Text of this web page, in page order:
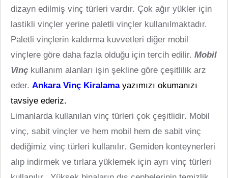
dizayn edilmiş vinç türleri vardır. Çok ağır yükler için
lastikli vinçler yerine paletli vinçler kullanılmaktadır.
Paletli vinçlerin kaldırma kuvvetleri diğer mobil
vinçlere göre daha fazla olduğu için tercih edilir. Mobil
Vinç kullanım alanları işin şekline göre çeşitlilik arz
eder. Ankara Vinç Kiralama yazımızı okumanızı
tavsiye ederiz.
Limanlarda kullanılan vinç türleri çok çeşitlidir. Mobil
vinç, sabit vinçler ve hem mobil hem de sabit vinç
dediğimiz vinç türleri kullanılır. Gemiden konteynerleri
alıp indirmek ve tırlara yüklemek için ayrı vinç türleri